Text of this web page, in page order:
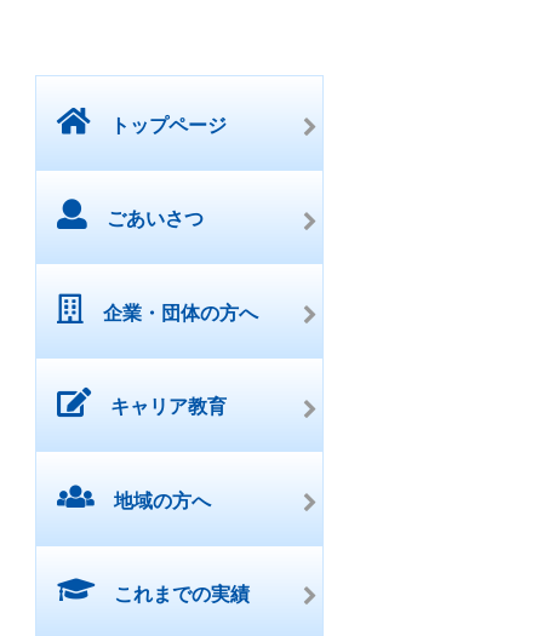
トップページ
ごあいさつ
企業・団体の方へ
キャリア教育
地域の方へ
これまでの実績